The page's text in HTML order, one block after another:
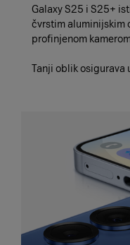
Galaxy S25 i S25+
čvrstim aluminijskim
profinjenom
Tanji oblik osigurava